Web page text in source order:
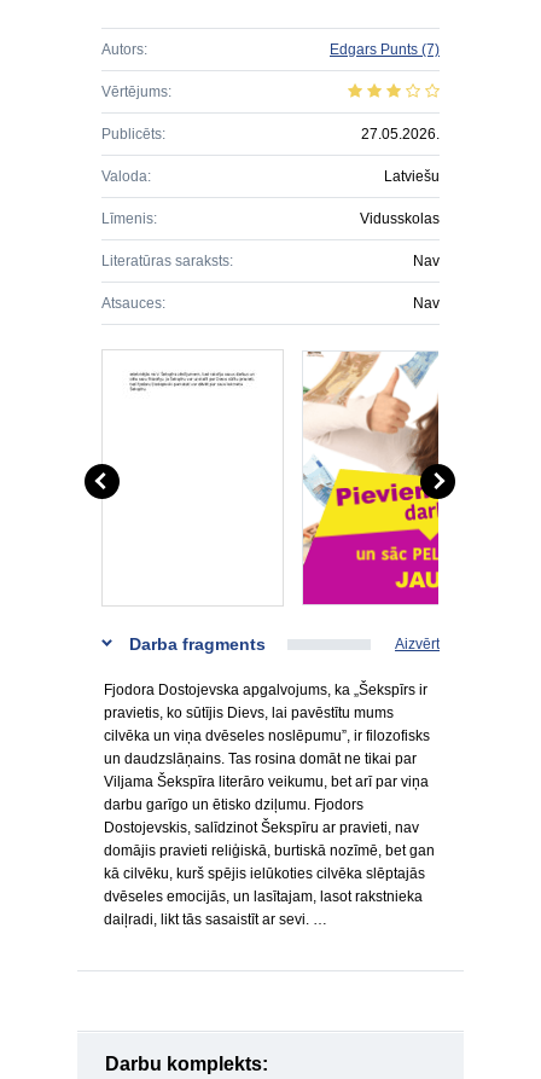
Autors: Edgars Punts (7)
Vērtējums:
Publicēts: 27.05.2026.
Valoda: Latviešu
Līmenis: Vidusskolas
Literatūras saraksts: Nav
Atsauces: Nav
Darba fragments Aizvērt
Fjodora Dostojevska apgalvojums, ka „Šekspīrs ir
pravietis, ko sūtījis Dievs, lai pavēstītu mums
cilvēka un viņa dvēseles noslēpumu”, ir filozofisks
un daudzslāņains. Tas rosina domāt ne tikai par
Viljama Šekspīra literāro veikumu, bet arī par viņa
darbu garīgo un ētisko dziļumu. Fjodors
Dostojevskis, salīdzinot Šekspīru ar pravieti, nav
domājis pravieti reliģiskā, burtiskā nozīmē, bet gan
kā cilvēku, kurš spējis ielūkoties cilvēka slēptajās
dvēseles emocijās, un lasītajam, lasot rakstnieka
daiļradi, likt tās sasaistīt ar sevi. …
Darbu komplekts: